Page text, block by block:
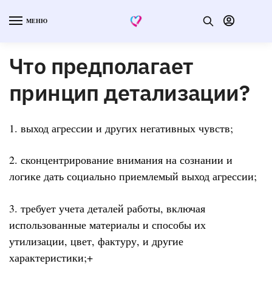
МЕНЮ
Что предполагает
принцип детализации?
1. выход агрессии и других негативных чувств;
2. сконцентрирование внимания на сознании и
логике дать социально приемлемый выход агрессии;
3. требует учета деталей работы, включая
использованные материалы и способы их
утилизации, цвет, фактуру, и другие
характеристики;+